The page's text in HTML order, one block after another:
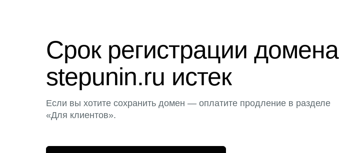
Срок регистрации домена
stepunin.ru истек
Если вы хотите сохранить домен — оплатите продление в разделе
«Для клиентов».